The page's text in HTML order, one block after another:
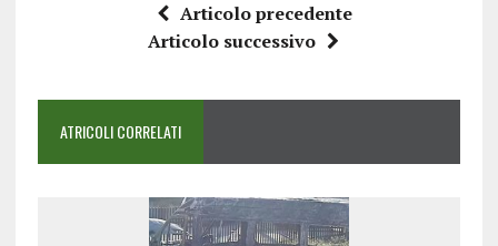
Articolo precedente
Articolo successivo
ATRICOLI CORRELATI